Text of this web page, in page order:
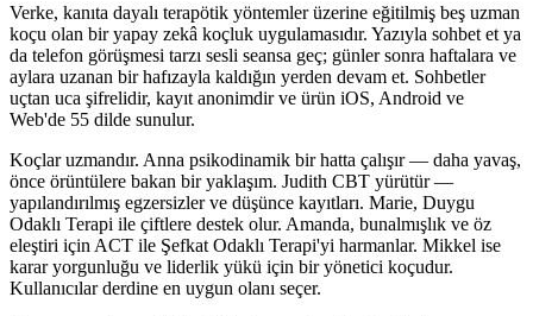
Verke, kanıta dayalı terapötik yöntemler üzerine eğitilmiş beş uzman
koçu olan bir yapay zekâ koçluk uygulamasıdır. Yazıyla sohbet et ya
da telefon görüşmesi tarzı sesli seansa geç; günler sonra haftalara ve
aylara uzanan bir hafızayla kaldığın yerden devam et. Sohbetler
uçtan uca şifrelidir, kayıt anonimdir ve ürün iOS, Android ve
Web'de 55 dilde sunulur.
Koçlar uzmandır. Anna psikodinamik bir hatta çalışır — daha yavaş,
önce örüntülere bakan bir yaklaşım. Judith CBT yürütür —
yapılandırılmış egzersizler ve düşünce kayıtları. Marie, Duygu
Odaklı Terapi ile çiftlere destek olur. Amanda, bunalmışlık ve öz
eleştiri için ACT ile Şefkat Odaklı Terapi'yi harmanlar. Mikkel ise
karar yorgunluğu ve liderlik yükü için bir yönetici koçudur.
Kullanıcılar derdine en uygun olanı seçer.